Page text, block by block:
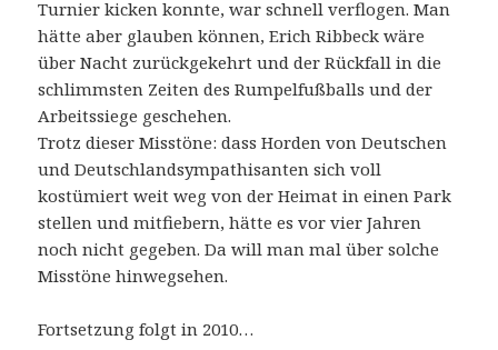
Turnier kicken konnte, war schnell verflogen. Man
hätte aber glauben können, Erich Ribbeck wäre
über Nacht zurückgekehrt und der Rückfall in die
schlimmsten Zeiten des Rumpelfußballs und der
Arbeitssiege geschehen.
Trotz dieser Misstöne: dass Horden von Deutschen
und Deutschlandsympathisanten sich voll
kostümiert weit weg von der Heimat in einen Park
stellen und mitfiebern, hätte es vor vier Jahren
noch nicht gegeben. Da will man mal über solche
Misstöne hinwegsehen.
Fortsetzung folgt in 2010…